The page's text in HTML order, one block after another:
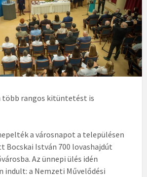
több rangos kitüntetést is
a városnapot a településen
Bocskai István 700 lovashajdút
Az ünnepi ülés idén
indult: a Nemzeti Művelődési